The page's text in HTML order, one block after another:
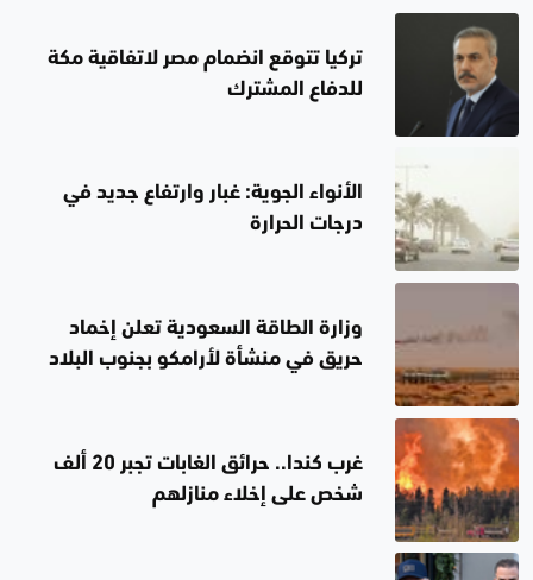
تركيا تتوقع انضمام مصر لاتفاقية مكة
للدفاع المشترك
الأنواء الجوية: غبار وارتفاع جديد في
درجات الحرارة
وزارة الطاقة السعودية تعلن إخماد
حريق في منشأة لأرامكو بجنوب البلاد
غرب كندا.. حرائق الغابات تجبر 20 ألف
شخص على إخلاء منازلهم